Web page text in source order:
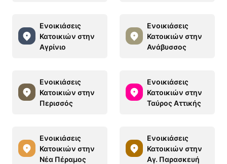
Ενοικιάσεις
Κατοικιών στην
Αγρίνιο
Ενοικιάσεις
Κατοικιών στην
Ανάβυσσος
Ενοικιάσεις
Κατοικιών στην
Περισσός
Ενοικιάσεις
Κατοικιών στην
Ταύρος Αττικής
Ενοικιάσεις
Κατοικιών στην
Νέα Πέραμος
Ενοικιάσεις
Κατοικιών στην
Αγ. Παρασκευή